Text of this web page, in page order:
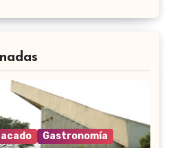
Gastronomía